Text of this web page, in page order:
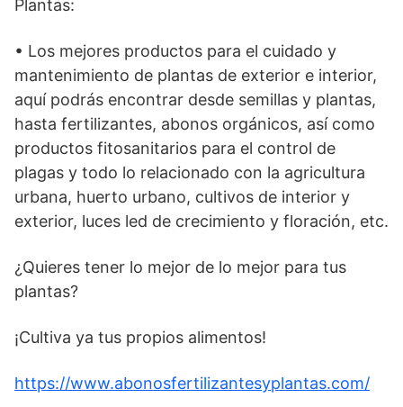
Plantas:
• Los mejores productos para el cuidado y
mantenimiento de plantas de exterior e interior,
aquí podrás encontrar desde semillas y plantas,
hasta fertilizantes, abonos orgánicos, así como
productos fitosanitarios para el control de
plagas y todo lo relacionado con la agricultura
urbana, huerto urbano, cultivos de interior y
exterior, luces led de crecimiento y floración, etc.
¿Quieres tener lo mejor de lo mejor para tus
plantas?
¡Cultiva ya tus propios alimentos!
https://www.abonosfertilizantesyplantas.com/